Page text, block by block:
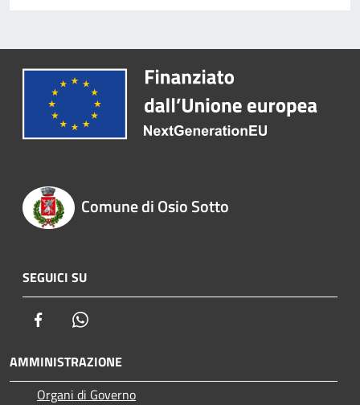
Comune di Osio Sotto
SEGUICI SU
Facebook
AMMINISTRAZIONE
Organi di Governo